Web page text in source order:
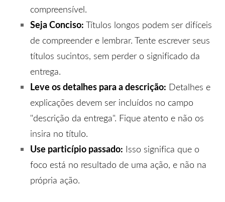
compreensível.
Seja Conciso: Títulos longos podem ser difíceis
de compreender e lembrar. Tente escrever seus
títulos sucintos, sem perder o significado da
entrega.
Leve os detalhes para a descrição: Detalhes e
explicações devem ser incluídos no campo
"descrição da entrega". Fique atento e não os
insira no título.
Use particípio passado: Isso significa que o
foco está no resultado de uma ação, e não na
própria ação.